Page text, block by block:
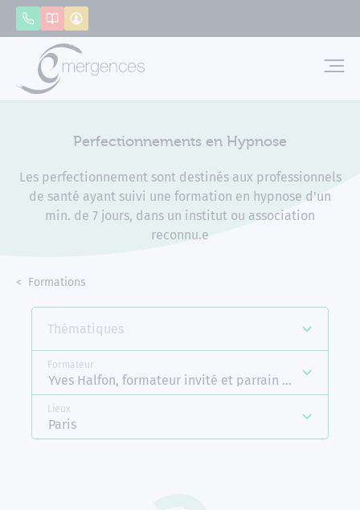
AppelerCatalogue
Perfectionnements en Hypnose
Les perfectionnement sont destinés aux professionnels
de santé ayant suivi une formation en hypnose d'un
min. de 7 jours, dans un institut ou association
reconnu.e
Accueil
Formations
Thématiques
Formateur
Yves Halfon, formateur invité et parrain
Lieux
Paris
Panneau de gestion des cookies